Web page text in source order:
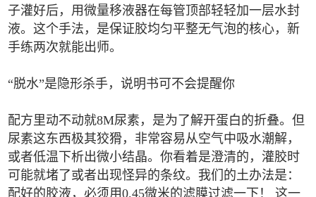
子灌好后，用微量移液器在每管顶部轻轻加一层水封
液。这个手法，是保证胶均匀平整无气泡的核心，新
手练两次就能出师。
“脱水”是隐形杀手，说明书可不会提醒你
配方里动不动就8M尿素，是为了解开蛋白的折叠。但
尿素这东西极其狡猾，非常容易从空气中吸水潮解，
或者低温下析出微小结晶。你看着是澄清的，灌胶时
可能就堵了或者出现怪异的条纹。我们的土办法是：
配好的胶液，必须用0.45微米的滤膜过滤一下！ 这一